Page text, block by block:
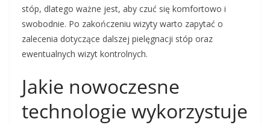
stóp, dlatego ważne jest, aby czuć się komfortowo i
swobodnie. Po zakończeniu wizyty warto zapytać o
zalecenia dotyczące dalszej pielęgnacji stóp oraz
ewentualnych wizyt kontrolnych.
Jakie nowoczesne
technologie wykorzystuje